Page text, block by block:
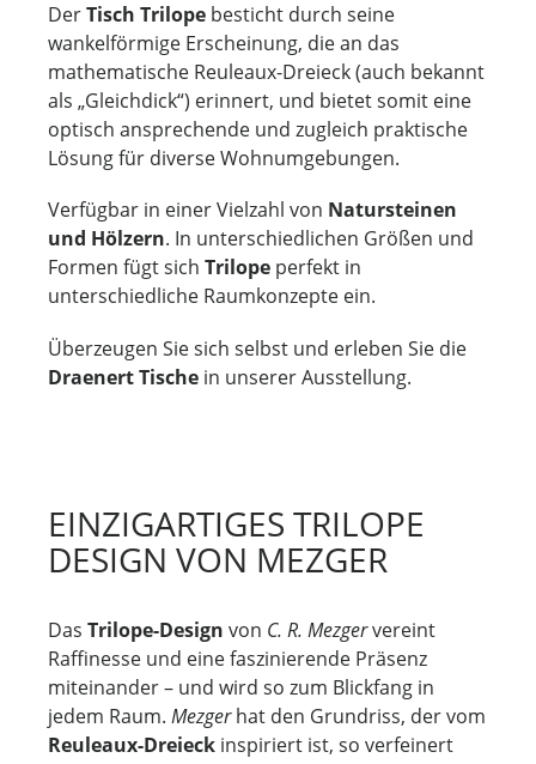
DerTisch Trilope besticht durch seine
wankelförmige Erscheinung, die an das
mathematische Reuleaux-Dreieck (auch bekannt
als „Gleichdick“) erinnert, und bietet somit eine
optisch ansprechende und zugleich praktische
Lösung für diverse Wohnumgebungen.
Verfügbar in einer Vielzahl von Natursteinen
und Hölzern. In unterschiedlichen Größen und
Formen fügt sich Trilope perfekt in
unterschiedliche Raumkonzepte ein.
Überzeugen Sie sich selbst und erleben Sie die
Draenert Tische in unserer Ausstellung.
EINZIGARTIGES TRILOPE
DESIGN VON MEZGER
Das Trilope-Design von C. R. Mezgervereint
Raffinesse und eine faszinierende Präsenz
miteinander – und wird so zum Blickfang in
jedem Raum. Mezgerhat den Grundriss, der vom
Reuleaux-Dreieck inspiriert ist, so verfeinert